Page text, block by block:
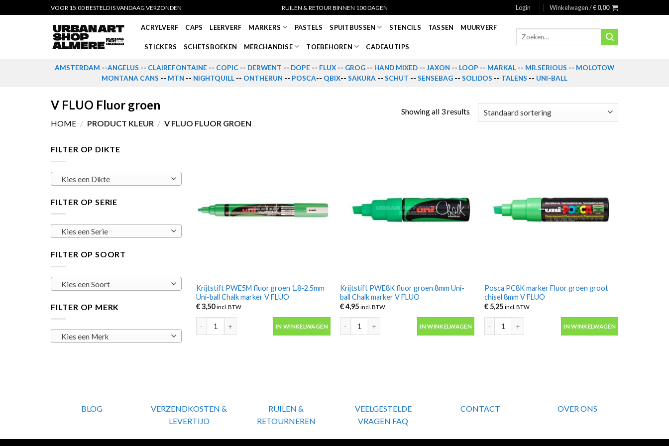
to
VOOR 15:00 BESTELD IS VANDAAG VERZONDEN RUILEN & RETOUR BINNEN 100 DAGEN Login Winkelwagen /€0,00
ACRYLVERF CAPS LEERVERF MARKERS PASTELS SPUITBUSSEN STENCILS TASSEN MUURVERF
STICKERS SCHETSBOEKEN MERCHANDISE TOEBEHOREN CADEAU TIPS
Zoeken
AMSTERDAM --ANGELUS -- CLAIREFONTAINE -- COPIC -- DERWENT -- DOPE -- FLUX -- GROG -- HAND MIXED -- JAXON -- LOOP -- MARKAL -- MR.SERIOUS -- MOLOTOW
MONTANA CANS -- MTN -- NIGHTQUILL -- ONTHERUN -- POSCA-- QBIX-- SAKURA -- SCHUT -- SENSEBAG -- SOLIDOS -- TALENS -- UNI-BALL
V FLUO Fluor groen
HOME / PRODUCT KLEUR / V FLUO FLUOR GROEN
Showing all 3 results
FILTER OP DIKTE
Kies een Dikte
FILTER OP SERIE
Kies een Serie
FILTER OP SOORT
Kies een Soort
FILTER OP MERK
Kies een Merk
Krijtstift PWE5M fluor groen 1.8-2.5mm
Uni-ball Chalk marker V FLUO
€3,50 incl. BTW
IN WINKELWAGEN
Krijtstift PWE8K fluor groen 8mm Uni-
ball Chalk marker V FLUO
€4,95 incl. BTW
IN WINKELWAGEN
Posca PC8K marker Fluor groen groot
chisel 8mm V FLUO
€5,25 incl. BTW
IN WINKELWAGEN
BLOG
VERZENDKOSTEN &
LEVERTIJD
RUILEN &
RETOURNEREN
VEELGESTELDE
VRAGEN FAQ
CONTACT OVER ONS